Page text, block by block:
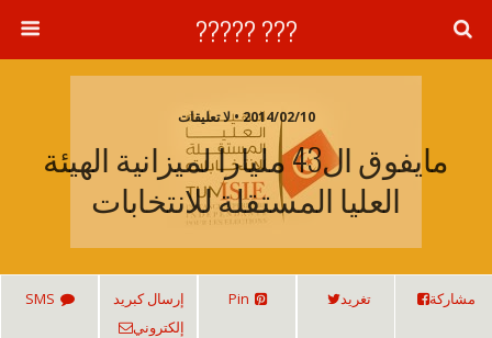
??? ?????
2014/02/10 • لا تعليقات
مايفوق ال43 مليارا لميزانية الهيئة
العليا المستقلة للانتخابات
مشاركة تغريد Pin
إرسال كبريد
إلكتروني
SMS